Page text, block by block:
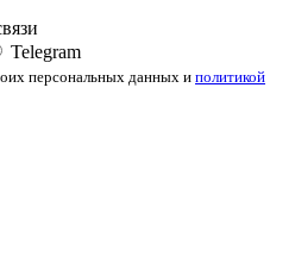
Telegram
персональных данных и политикой